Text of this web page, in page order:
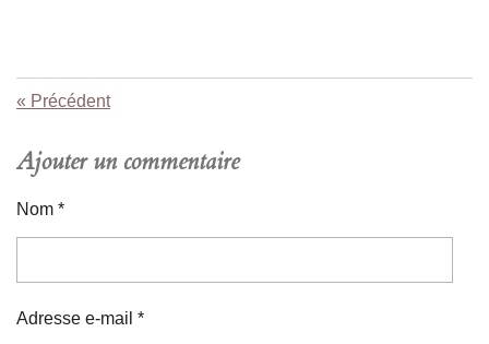
« Précédent
Ajouter un commentaire
Nom *
Adresse e-mail *